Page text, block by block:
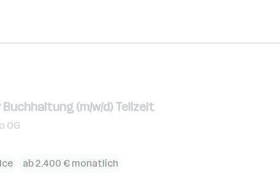
(m/w/d) Teilzeit
OG
ab 2.400 € monatlich